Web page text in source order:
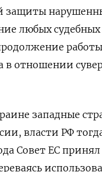
защиты
любых
в отношении
западные
власти РФ
Совет ЕС